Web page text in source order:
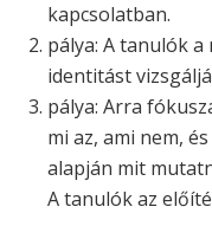
kapcsolatban.
pálya: A tanulók
identitást
pálya: Arra
mi az, ami nem,
alapján mit
A tanulók az